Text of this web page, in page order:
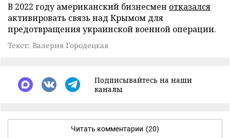
В 2022 году американский бизнесмен отказался
активировать связь над Крымом для
предотвращения украинской военной операции.
Текст: Валерия Городецкая
Подписывайтесь на наши
каналы
Читать комментарии (20)